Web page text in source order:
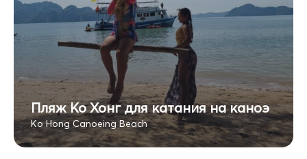
Пляж Ко Хонг для катания на каноэ
Ko Hong Canoeing Beach